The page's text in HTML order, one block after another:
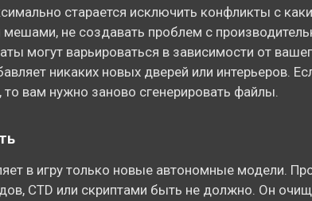
старается исключить конфликты с
не создавать проблем с
могут варьироваться в зависимости от
никаких новых дверей или интерьеров.
то вам нужно заново сгенерировать файлы.
в игру только новые автономные модели.
CTD или скриптами быть не должно. Он